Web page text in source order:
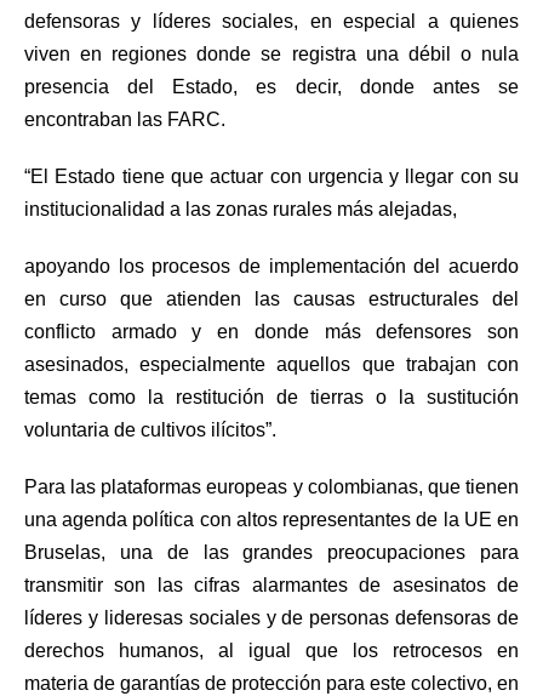
defensoras y líderes sociales, en especial a quienes
viven en regiones donde se registra una débil o nula
presencia del Estado, es decir, donde antes se
encontraban las FARC.
“El Estado tiene que actuar con urgencia y llegar con su
institucionalidad a las zonas rurales más alejadas,
apoyando los procesos de implementación del acuerdo
en curso que atienden las causas estructurales del
conflicto armado y en donde más defensores son
asesinados, especialmente aquellos que trabajan con
temas como la restitución de tierras o la sustitución
voluntaria de cultivos ilícitos”.
Para las plataformas europeas y colombianas, que tienen
una agenda política con altos representantes de la UE en
Bruselas, una de las grandes preocupaciones para
transmitir son las cifras alarmantes de asesinatos de
líderes y lideresas sociales y de personas defensoras de
derechos humanos, al igual que los retrocesos en
materia de garantías de protección para este colectivo, en